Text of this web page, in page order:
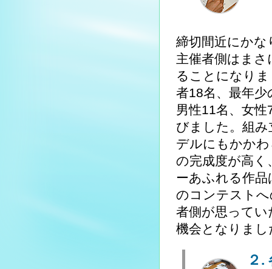
締切間近にか
主催者側はま
ることになり
者18名、最年
男性11名、女
びました。組
デルにもかか
の完成度が高
ーあふれる作
のコンテスト
者側が思って
機会となりまし
２.